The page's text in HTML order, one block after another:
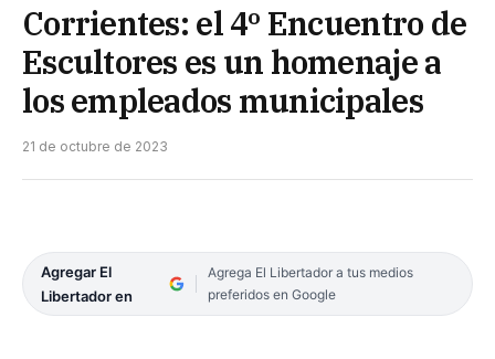
Corrientes: el 4º Encuentro de
Escultores es un homenaje a
los empleados municipales
21 de octubre de 2023
Agregar El
Libertador en
Agrega El Libertador a tus medios
preferidos en Google